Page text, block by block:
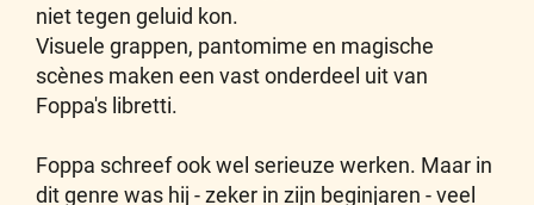
niet tegen geluid kon.
Visuele grappen, pantomime en magische
scènes maken een vast onderdeel uit van
Foppa's libretti.
Foppa schreef ook wel serieuze werken. Maar in
dit genre was hij - zeker in zijn beginjaren - veel